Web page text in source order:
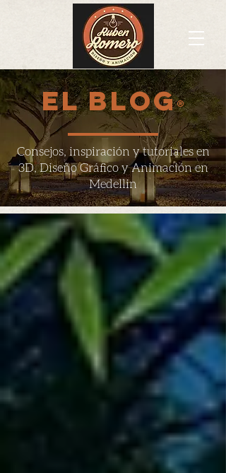
EL BLOG®
Consejos, inspiración y tutoriales en
3D, Diseño Gráfico y Animación en
Medellin